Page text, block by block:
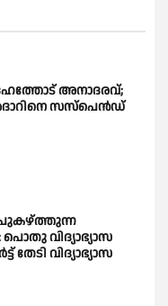
അനാദരവ്;
സസ്പെൻഡ്
പുകഴ്ത്തുന്ന
പൊതു വിദ്യാഭ്യാസ
തേടി വിദ്യാഭ്യാസ